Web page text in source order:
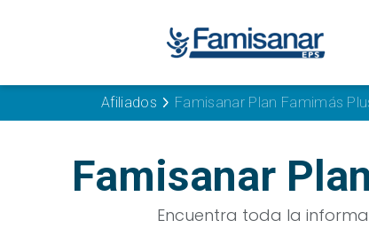
Afiliados Famisanar Plan Famimás
Famisanar
Encuentra toda la